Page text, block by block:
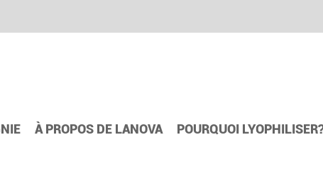
À PROPOS DE LANOVA POURQUOI